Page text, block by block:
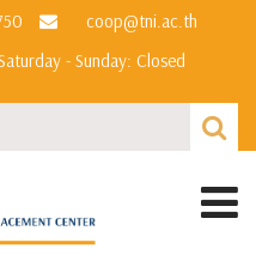
coop@tni.ac.th
- Sunday: Closed